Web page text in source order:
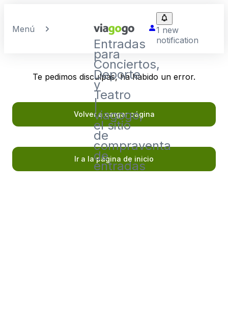
Menú
Entradas
para
Conciertos,
Deporte
y
Teatro
|
viagogo,
el sitio
de
compraventa
de
entradas
1 new
notification
Te pedimos disculpas, ha habido un error.
Volver a cargar página
Ir a la página de inicio